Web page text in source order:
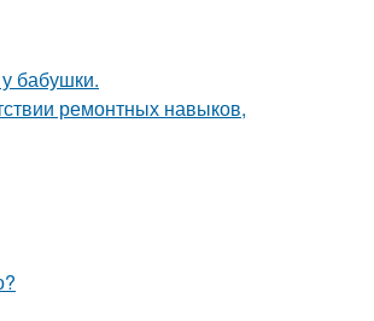
бабушки.
ремонтных навыков,